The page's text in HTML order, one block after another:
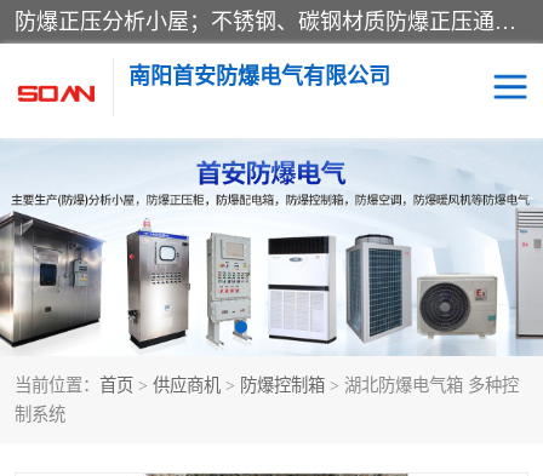
防爆正压分析小屋；不锈钢、碳钢材质防爆正压通风柜，分上下、左右、外挂三种款式；立式、挂式防爆配电柜体；不锈钢、碳钢防爆变频、磁力、星三角启动器；不锈钢、碳钢、铸铝防爆控制箱柜；可操作按键、多块式防爆仪表箱；多材质防爆接线箱；台式防爆电脑、防爆监视器。产品适配石油、化工、煤炭、电力、纺织、酿酒、航天、铁路、冶金、船舶、消防、市政等多行业工况使用。
南阳首安防爆电气有限公司
当前位置： 首页 > 供应商机 > 防爆控制箱 > 湖北防爆电气箱 多种控
制系统
防爆小屋 防爆正压柜
防爆空调 防爆配电箱
防爆控制箱 防爆接线箱
防爆操作柱 防爆监视显示器